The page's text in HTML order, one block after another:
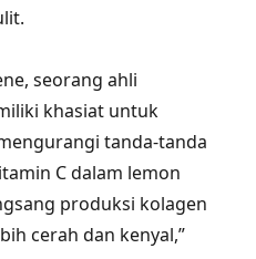
seorang ahli
khasiat untuk
tanda-tanda
C dalam lemon
produksi kolagen
cerah dan kenyal,”